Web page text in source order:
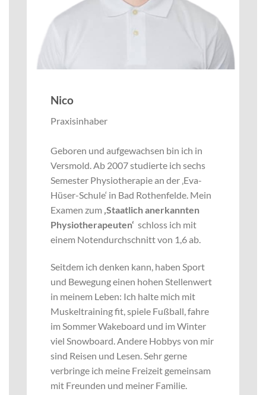
Nico
Praxisinhaber
Geboren und aufgewachsen bin ich in
Versmold. Ab 2007 studierte ich sechs
Semester Physiotherapie an der ‚Eva-
Hüser-Schule‘ in Bad Rothenfelde. Mein
Examen zum ‚Staatlich anerkannten
Physiotherapeuten‘ schloss ich mit
einem Notendurchschnitt von 1,6 ab.
Seitdem ich denken kann, haben Sport
und Bewegung einen hohen Stellenwert
in meinem Leben: Ich halte mich mit
Muskeltraining fit, spiele Fußball, fahre
im Sommer Wakeboard und im Winter
viel Snowboard. Andere Hobbys von mir
sind Reisen und Lesen. Sehr gerne
verbringe ich meine Freizeit gemeinsam
mit Freunden und meiner Familie.